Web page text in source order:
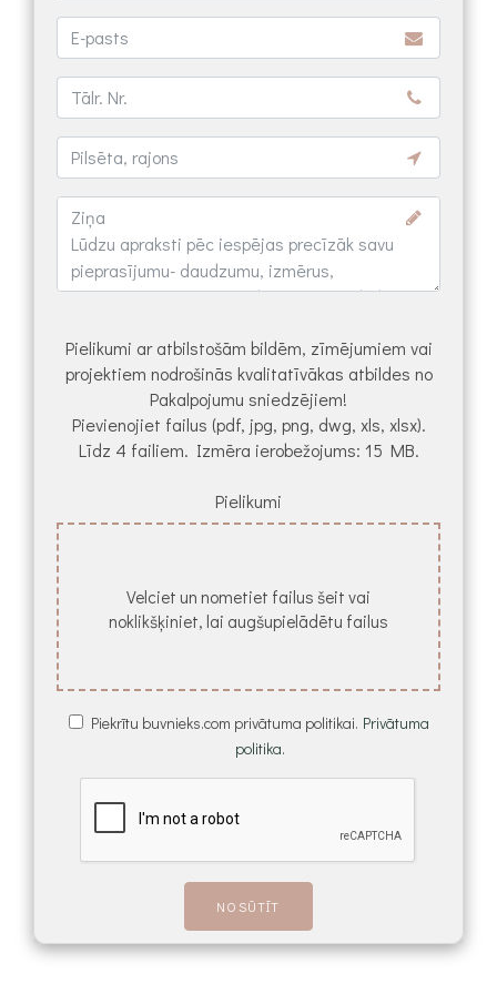
Pielikumi ar atbilstošām bildēm, zīmējumiem vai
projektiem nodrošinās kvalitatīvākas atbildes no
Pakalpojumu sniedzējiem!
Pievienojiet failus (pdf, jpg, png, dwg, xls, xlsx).
Līdz 4 failiem. Izmēra ierobežojums: 15 MB.
Pielikumi
Velciet un nometiet failus šeit vai
noklikšķiniet, lai augšupielādētu failus
Piekrītu buvnieks.com privātuma politikai. Privātuma
politika.